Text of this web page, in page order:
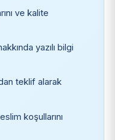
ve kalite
yazılı bilgi
teklif alarak
koşullarını